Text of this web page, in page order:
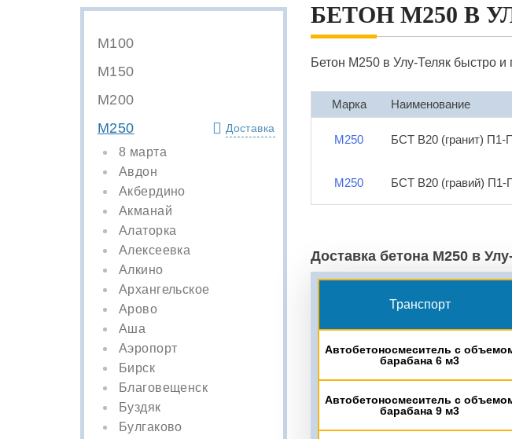
М100
М150
М200
М250
Доставка
8 марта
Авдон
Акбердино
Акманай
Алаторка
Алексеевка
Алкино
Архангельское
Арово
Аша
Аэропорт
Бирск
Благовещенск
Буздяк
Булгаково
БЕТОН М250 В
Бетон М250 в Улу-Теляк быстро
Марка Наименование
М250 БСТ В20 (гранит) П1-
М250 БСТ В20 (гравий) П1-
Доставка бетона М250 в
Транспорт
Автобетоносмеситель с
барабана 6 м3
Автобетоносмеситель с
барабана 9 м3